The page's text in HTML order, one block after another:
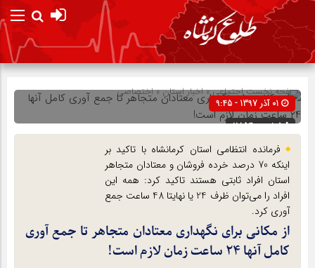
صفحه نخستاجتماعی»اخبار استان»اختصاصی
شناسه : 11854
‌فرمانده انتظامی استان کرمانشاه با تاکید بر
اینکه 70 درصد خرده فروشان و معتادان متجاهر
استان افراد ثابتی هستند تاکید کرد: همه این
افراد را می‌توان ظرف 24 یا نهایتا 48 ساعت جمع
آوری کرد.
از مکانی برای نگهداری معتادان متجاهر تا جمع آوری
کامل آنها ۲۴ ساعت زمان لازم است!